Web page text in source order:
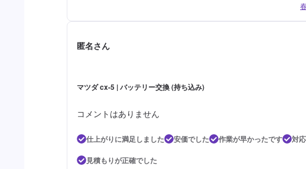
匿名さん
マツダ cx-5 | バッテリー交換 (持ち込み)
コメントはありません
仕上がりに満足しました 安価でした 作業が早かったです 対
見積もりが正確でした